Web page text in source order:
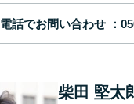
電話でお問い合わせ
柴田 堅太